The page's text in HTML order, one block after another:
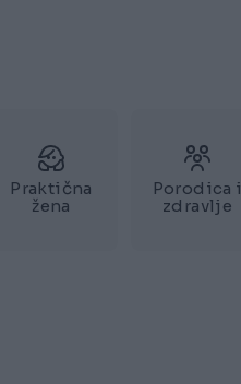
Praktična
žena
Porodica i
zdravlje